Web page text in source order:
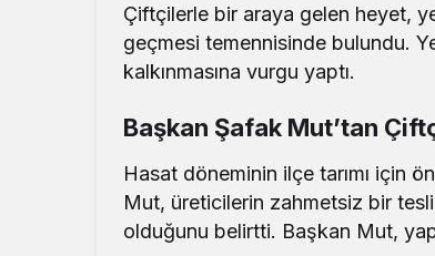
Çiftçilerle bir araya gelen heyet,
geçmesi temennisinde bulundu.
kalkınmasına vurgu yaptı.
Başkan Şafak Mut’tan
Hasat döneminin ilçe tarımı için
Mut, üreticilerin zahmetsiz bir
olduğunu belirtti. Başkan Mut,